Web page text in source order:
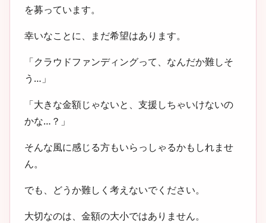
を募っています。
幸いなことに、まだ希望はあります。
「クラウドファンディングって、なんだか難しそ
う…」
「大きな金額じゃないと、支援しちゃいけないの
かな…？」
そんな風に感じる方もいらっしゃるかもしれませ
ん。
でも、どうか難しく考えないでください。
大切なのは、金額の大小ではありません。